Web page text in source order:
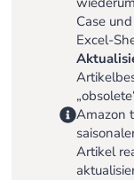
Case
Excel-
Amazon
Artikel